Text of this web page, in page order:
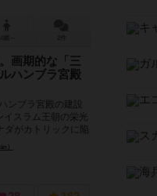
）
画期的な「三
ハンブラ宮殿
ンブラ宮殿の建設
スラム王朝の栄光
ダがカトリックに陥
）